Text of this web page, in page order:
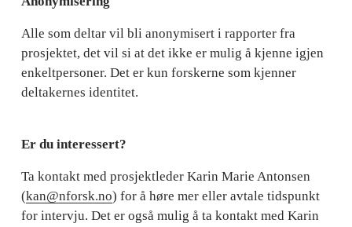
Alle som deltar vil bli anonymisert i rapporter fra
prosjektet, det vil si at det ikke er mulig å kjenne igjen
enkeltpersoner. Det er kun forskerne som kjenner
deltakernes identitet.
Er du interessert?
Ta kontakt med prosjektleder Karin Marie Antonsen
(kan@nforsk.no) for å høre mer eller avtale tidspunkt
for intervju. Det er også mulig å ta kontakt med Karin